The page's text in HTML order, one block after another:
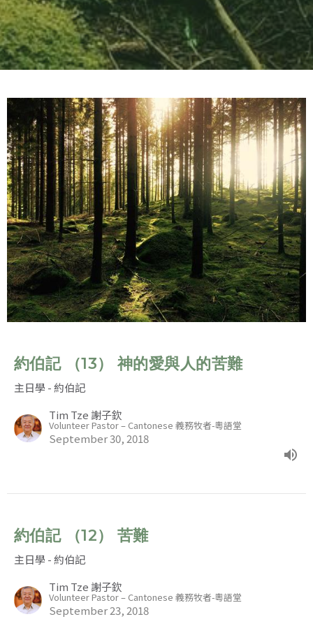
約伯記 （13） 神的愛與人的苦難
主日學 - 約伯記
Tim Tze 謝子欽
Volunteer Pastor – Cantonese 義務牧者-粵語堂
September 30, 2018
約伯記 （12） 苦難
主日學 - 約伯記
Tim Tze 謝子欽
Volunteer Pastor – Cantonese 義務牧者-粵語堂
September 23, 2018